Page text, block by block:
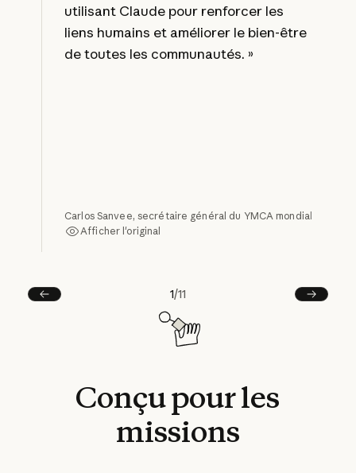
utilisant Claude pour renforcer les
liens humains et améliorer le bien-être
de toutes les communautés. »
Carlos Sanvee, secrétaire général du YMCA mondial
Afficher l'original
Afficher l'original
Précédent
1/11
Suivant
Conçupourles
missions